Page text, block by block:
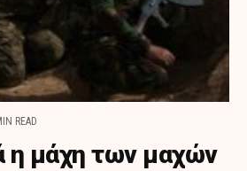
READ
η μάχη των μαχών